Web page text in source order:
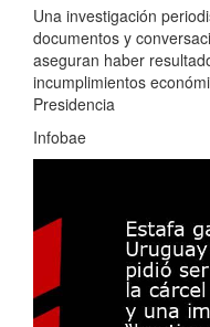
Una investigación
documentos y
aseguran haber
incumplimientos
Presidencia
Infobae